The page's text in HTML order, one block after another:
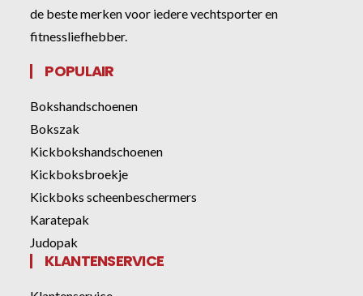
de beste merken voor iedere vechtsporter en
fitnessliefhebber.
POPULAIR
Bokshandschoenen
Bokszak
Kickbokshandschoenen
Kickboksbroekje
Kickboks scheenbeschermers
Karatepak
Judopak
KLANTENSERVICE